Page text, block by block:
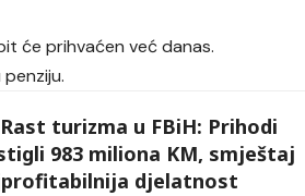
će prihvaćen već danas.
Rast turizma u FBiH: Prihodi
983 miliona KM, smještaj
djelatnost